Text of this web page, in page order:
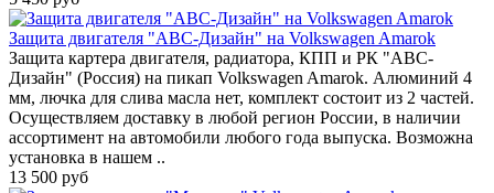
Защита двигателя "АВС-Дизайн" на Volkswagen Amarok
Защита картера двигателя, радиатора, КПП и РК "АВС-
Дизайн" (Россия) на пикап Volkswagen Amarok. Алюминий 4
мм, лючка для слива масла нет, комплект состоит из 2 частей.
Осуществляем доставку в любой регион России, в наличии
ассортимент на автомобили любого года выпуска. Возможна
установка в нашем ..
13 500 руб